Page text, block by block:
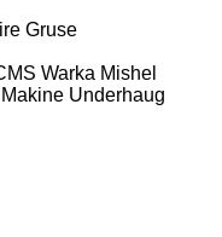
Gruse
Warka Mishel
Underhaug